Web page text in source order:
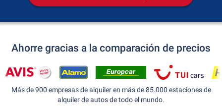
Ahorre gracias a la comparación de precios
Más de 900 empresas de alquiler en más de 85.000 estaciones de
alquiler de autos de todo el mundo.